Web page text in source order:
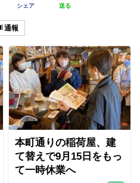
シェア 送る
通報
本町通りの稲荷屋、建
て替えで9月15日をもっ
て一時休業へ